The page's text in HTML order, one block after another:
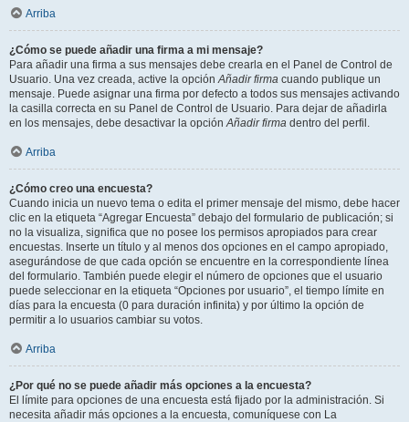
Arriba
¿Cómo se puede añadir una firma a mi mensaje?
Para añadir una firma a sus mensajes debe crearla en el Panel de Control de
Usuario. Una vez creada, active la opciónAñadir firma cuando publique un
mensaje. Puede asignar una firma por defecto a todos sus mensajes activando
la casilla correcta en su Panel de Control de Usuario. Para dejar de añadirla
en los mensajes, debe desactivar la opciónAñadir firma dentro del perfil.
Arriba
¿Cómo creo una encuesta?
Cuando inicia un nuevo tema o edita el primer mensaje del mismo, debe hacer
clic en la etiqueta “Agregar Encuesta” debajo del formulario de publicación; si
no la visualiza, significa que no posee los permisos apropiados para crear
encuestas. Inserte un título y al menos dos opciones en el campo apropiado,
asegurándose de que cada opción se encuentre en la correspondiente línea
del formulario. También puede elegir el número de opciones que el usuario
puede seleccionar en la etiqueta “Opciones por usuario”, el tiempo límite en
días para la encuesta (0 para duración infinita) y por último la opción de
permitir a lo usuarios cambiar su votos.
Arriba
¿Por qué no se puede añadir más opciones a la encuesta?
El límite para opciones de una encuesta está fijado por la administración. Si
necesita añadir más opciones a la encuesta, comuníquese con La